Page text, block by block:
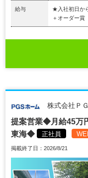
給与
★入社初日か
＋オーダー賞
株式会社Ｐ
提案営業◆月給45万
東海◆
正社員
掲載終了日：2026/8/21